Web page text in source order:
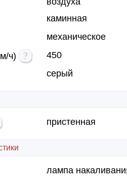
каминная
механическое
ч)
?
450
серый
пристенная
лампа